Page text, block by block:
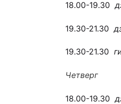
18.00-19.30
19.30-21.30
19.30-21.30
Четверг
18.00-19.30